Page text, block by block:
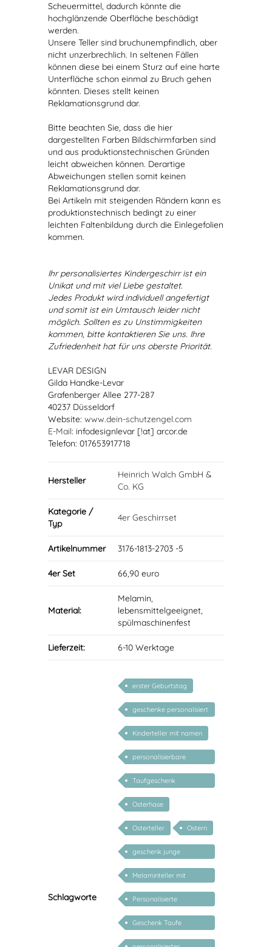
Scheuermittel, dadurch könnte die
hochglänzende Oberfläche beschädigt
werden.
Unsere Teller sind bruchunempfindlich, aber
nicht unzerbrechlich. In seltenen Fällen
können diese bei einem Sturz auf eine harte
Unterfläche schon einmal zu Bruch gehen
könnten. Dieses stellt keinen
Reklamationsgrund dar.
Bitte beachten Sie, dass die hier
dargestellten Farben Bildschirmfarben sind
und aus produktionstechnischen Gründen
leicht abweichen können. Derartige
Abweichungen stellen somit keinen
Reklamationsgrund dar.
Bei Artikeln mit steigenden Rändern kann es
produktionstechnisch bedingt zu einer
leichten Faltenbildung durch die Einlegefolien
kommen.
Ihr personalisiertes Kindergeschirr ist ein
Unikat und mit viel Liebe gestaltet.
Jedes Produkt wird individuell angefertigt
und somit ist ein Umtausch leider nicht
möglich. Sollten es zu Unstimmigkeiten
kommen, bitte kontaktieren Sie uns. Ihre
Zufriedenheit hat für uns oberste Priorität.
LEVAR DESIGN
Gilda Handke-Levar
Grafenberger Allee 277-287
40237 Düsseldorf
Website: www.dein-schutzengel.com
E-Mail: infodesignlevar [!at] arcor.de
Telefon: 017653917718
Hersteller
Heinrich Walch GmbH &
Co. KG
Kategorie /
Typ
4er Geschirrset
Artikelnummer 3176-1813-2703 -5
4er Set 66,90 euro
Material:
Melamin,
lebensmittelgeeignet,
spülmaschinenfest
Lieferzeit: 6-10 Werktage
Schlagworte
erster Geburtstag
geschenke personalisiert
kinder
Kinderteller mit namen
personalisierbare
geschenke zur geburt
Taufgeschenk
personalisiert
Osterhase
Osterteller Ostern
geschenk junge
mädchen
Melaminteller mit
Namen
Personalisierte
Geschenke Geburt Taufe
Geschenk Taufe
personalisiert